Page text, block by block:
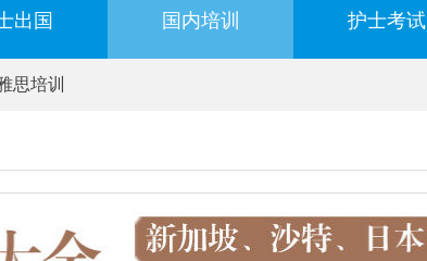
出国 国内培训 护士考试
思培训